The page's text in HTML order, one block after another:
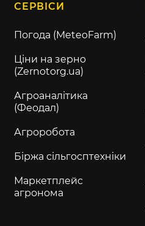
СЕРВІСИ
Погода (MeteoFarm)
Ціни на зерно
(Zernotorg.ua)
Агроаналітика
(Феодал)
Агроробота
Біржа сільгосптехніки
Маркетплейс
агронома